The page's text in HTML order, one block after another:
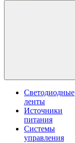
Светодиодные
ленты
Источники
питания
Системы
управления